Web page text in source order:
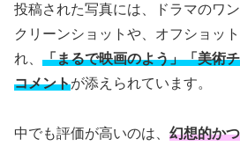
投稿された写真には、ドラマのワ
クリーンショットや、オフショッ
れ、 「まるで映画のよう」「美術
コメントが添えられています。
中でも評価が高いのは、 幻想的か